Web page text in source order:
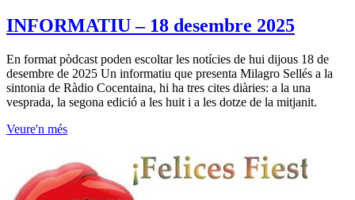
INFORMATIU – 18 desembre 2025
En format pòdcast poden escoltar les notícies de hui dijous 18 de
desembre de 2025 Un informatiu que presenta Milagro Sellés a la
sintonia de Ràdio Cocentaina, hi ha tres cites diàries: a la una
vesprada, la segona edició a les huit i a les dotze de la mitjanit.
Veure'n més